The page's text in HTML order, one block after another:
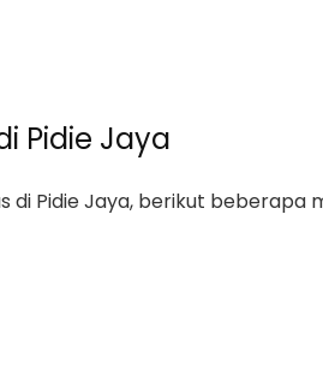
Pidie Jaya
Pidie Jaya, berikut beberapa